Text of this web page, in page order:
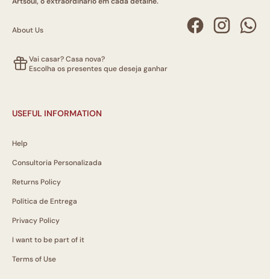
About Us
Vai casar? Casa nova?
Escolha os presentes que deseja ganhar
USEFUL INFORMATION
Help
Consultoria Personalizada
Returns Policy
Política de Entrega
Privacy Policy
I want to be part of it
Terms of Use